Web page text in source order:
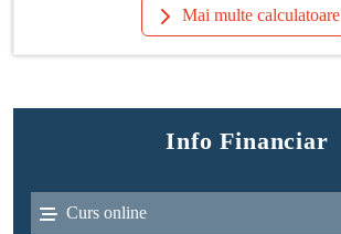
Mai multe calculatoare
Info Financiar
Curs online